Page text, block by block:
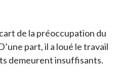
de la préoccupation du
part, il a loué le travail
demeurent insuffisants.